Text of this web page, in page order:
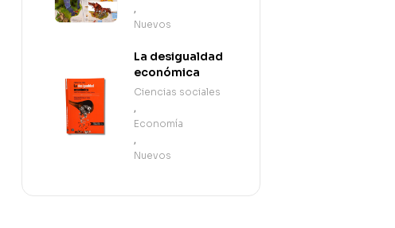
Up (en Inglés)
,
Nuevos
La desigualdad
económica
Ciencias sociales
,
Economía
,
Nuevos